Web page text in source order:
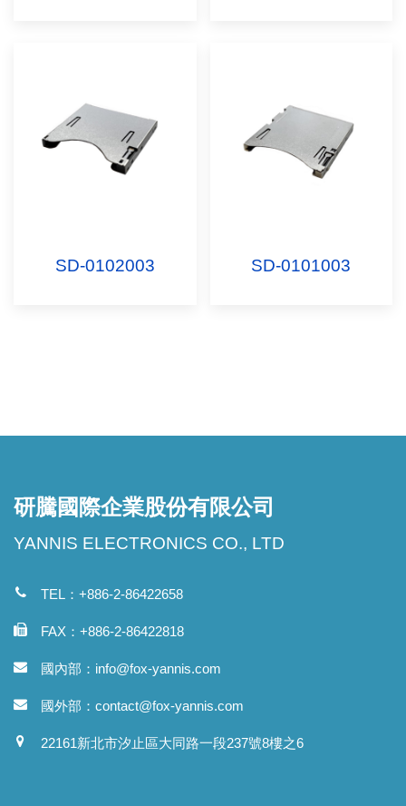
SD-0102003 SD-0101003
研騰國際企業股份有限公司
YANNIS ELECTRONICS CO., LTD
TEL：+886-2-86422658
FAX：+886-2-86422818
國內部： info@fox-yannis.com
國外部： contact@fox-yannis.com
22161新北市汐止區大同路一段237號8樓之6